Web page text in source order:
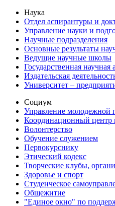
Наука
Отдел аспирантуры и
Управление науки и
Научные подразделения
Основные результаты
Ведущие научные школы
Государственная
Издательская
Университет –
Социум
Управление молодежной
Координационный центр
Волонтерство
Обучение служением
Первокурснику
Этический кодекс
Творческие клубы,
Здоровье и спорт
Студенческое
Общежитие
"Единое окно" по